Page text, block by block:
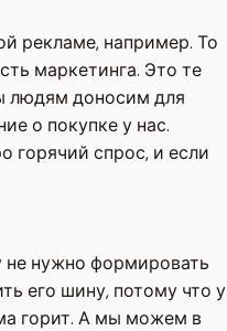
рекламе, например. То
маркетинга. Это те
людям доносим для
о покупке у нас.
горячий спрос, и если
не нужно формировать
его шину, потому что у
горит. А мы можем в